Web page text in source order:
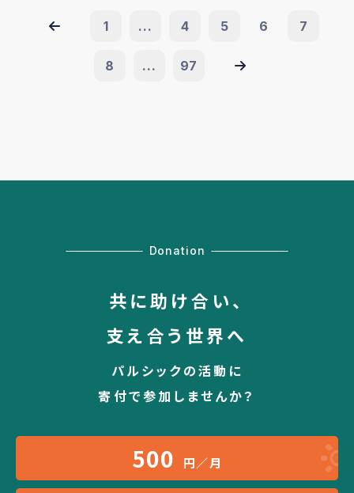
1 ... 4 5 6 7
8 ... 97
Donation
共に助け合い、
支え合う世界へ
パルシックの活動に
寄付で参加しませんか？
500 円／月